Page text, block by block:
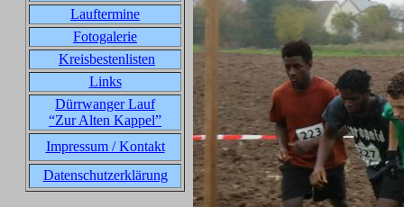
Lauftermine
Fotogalerie
Kreisbestenlisten
Links
Dürrwanger Lauf
“Zur Alten Kappel”
Impressum / Kontakt
Datenschutzerklärung